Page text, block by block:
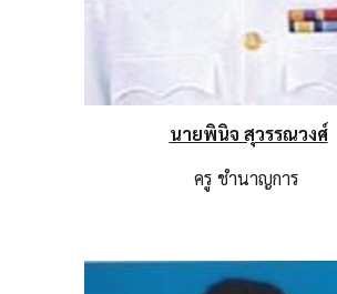
นายพินิจ สุวรรณวงศ์
ครู ชำนาญการ